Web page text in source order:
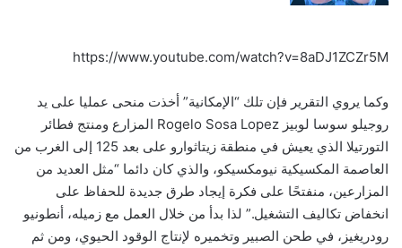
https://www.youtube.com/watch?v=8aDJ1ZCZr5M
وكما يروي التقرير فإن تلك “الإمكانية” أخذت منحى عمليا على يد
روجيلو سوسا لوبيز Rogelo Sosa Lopez المزارع ومنتج فطائر
التورتيلا الذي يعيش في منطقة زيتاثوارو على بعد 125 إلى الغرب من
العاصمة المكسيكية نيومكسيكو، والذي كان دائما “مثل العديد من
المزارعين، منفتحًا على فكرة إيجاد طرق جديدة للحفاظ على
انخفاض تكاليف التشغيل.” لذا بدأ من خلال العمل مع زميله، أنطونيو
رودريغيز، في طحن الصبير وتخميره لإنتاج الوقود الحيوي، ومن ثم